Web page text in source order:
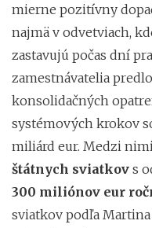
mierne pozitívny
najmä v odvetviach,
zastavujú počas dní
zamestnávatelia
konsolidačných
systémových krokov
miliárd eur. Medzi
štátnych sviatkov s
300 miliónov eur
sviatkov podľa